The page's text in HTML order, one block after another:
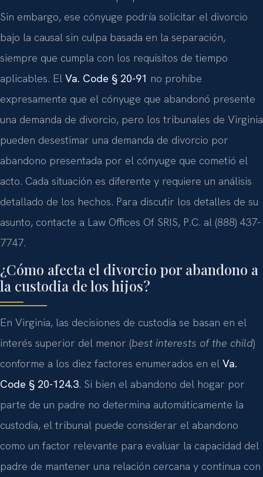
Sin embargo, ese cónyuge podría solicitar el divorcio
bajo la causal sin culpa basada en la separación,
siempre que cumpla con los requisitos de tiempo
aplicables. El Va. Code § 20-91 no prohíbe
expresamente que el cónyuge que abandonó presente
una demanda de divorcio, pero los tribunales de Virginia
pueden desestimar una demanda de divorcio por
abandono presentada por el cónyuge que cometió el
acto. Cada situación es diferente y requiere un análisis
detallado de los hechos. Para discutir los detalles de su
asunto, contacte a Law Offices Of SRIS, P.C. al (888) 437-
7747.
¿Cómo afecta el divorcio por abandono a
la custodia de los hijos?
En Virginia, las decisiones de custodia se basan en el
interés superior del menor (best interests of the child)
conforme a los diez factores enumerados en el Va.
Code § 20-124.3. Si bien el abandono del hogar por
parte de un padre no determina automáticamente la
custodia, el tribunal puede considerar el abandono
como un factor relevante para evaluar la capacidad del
padre de mantener una relación cercana y continua con